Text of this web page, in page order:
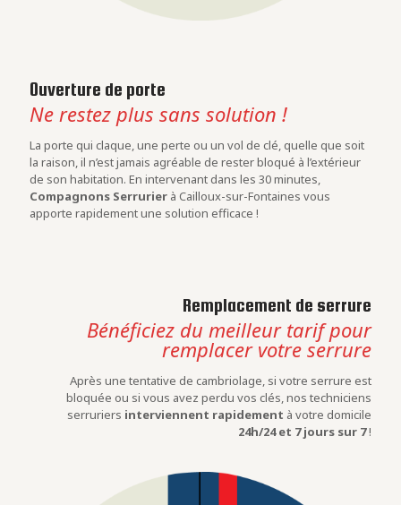
Ouverture de porte
Ne restez plus sans solution !
La porte qui claque, une perte ou un vol de clé, quelle que soit
la raison, il n’est jamais agréable de rester bloqué à l’extérieur
de son habitation. En intervenant dans les 30 minutes,
Compagnons Serrurier à Cailloux-sur-Fontaines vous
apporte rapidement une solution efficace !
Remplacement de serrure
Bénéficiez du meilleur tarif pour
remplacer votre serrure
Après une tentative de cambriolage, si votre serrure est
bloquée ou si vous avez perdu vos clés, nos techniciens
serruriers interviennent rapidement à votre domicile
24h/24 et 7 jours sur 7!